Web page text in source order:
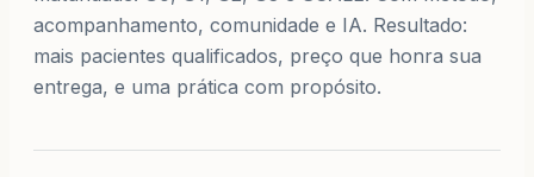
acompanhamento, comunidade e IA. Resultado:
mais pacientes qualificados, preço que honra sua
entrega, e uma prática com propósito.